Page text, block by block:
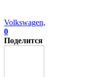
Volkswagen,
0
Поделится